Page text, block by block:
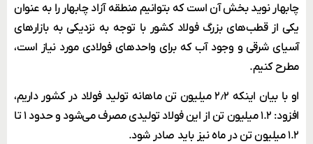
چابهار نوید بخش آن است که بتوانیم منطقه آزاد چابهار را به عنوان
یکی از قطب‌های بزرگ فولاد کشور با توجه به نزدیکی به بازار‌های
آسیای شرقی و وجود آب که برای واحد‌های فولادی مورد نیاز است،
مطرح کنیم.
او با بیان اینکه ۲٫۲ میلیون تن ماهانه تولید فولاد در کشور داریم،
افزود: ۱.۲ میلیون تن از این فولاد تولیدی مصرف می‌شود و حدود ۱ تا
۱.۲ میلیون تن در ماه نیز باید صادر شود.